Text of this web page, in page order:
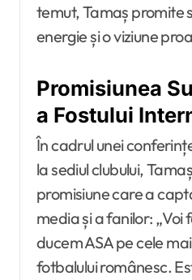
temut, Tamaș promite
energie și o viziune
Promisiunea
a Fostului
În cadrul unei
la sediul clubului,
promisiune care a
media și a fanilor: „Voi
ducem ASA pe cele
fotbalului românesc.